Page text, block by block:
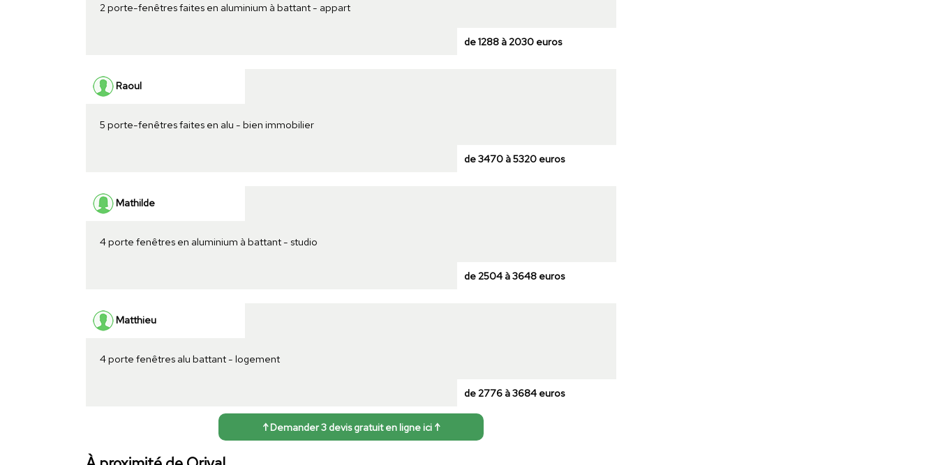
2 porte-fenêtres faites en aluminium à battant - appart
de 1288 à 2030 euros
Raoul
5 porte-fenêtres faites en alu - bien immobilier
de 3470 à 5320 euros
Mathilde
4 porte fenêtres en aluminium à battant - studio
de 2504 à 3648 euros
Matthieu
4 porte fenêtres alu battant - logement
de 2776 à 3684 euros
↑ Demander 3 devis gratuit en ligne ici ↑